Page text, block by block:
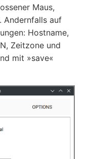
Maus,
Andernfalls auf
Hostname,
Zeitzone und
mit
save